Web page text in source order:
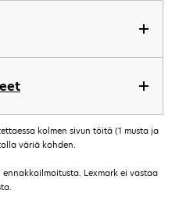
kolmen sivun töitä (1 musta ja
väriä kohden.
Lexmark ei vastaa